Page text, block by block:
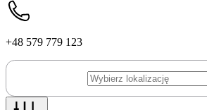
+48 579 779 123